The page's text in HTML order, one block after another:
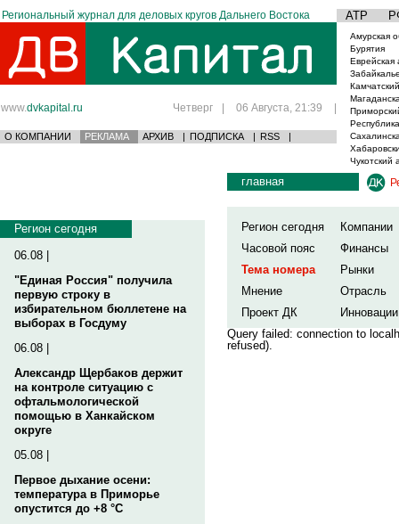
Региональный журнал для деловых кругов Дальнего Востока АТР
www.dvkapital.ru Четверг | 06 Августа, 21:39 |
О КОМПАНИИ РЕКЛАМА АРХИВ | ПОДПИСКА | RSS |
Амурская
Бурятия
Еврейская
Чукотский
Регион сегодня
06.08 |
"Единая Россия" получила
первую строку в
избирательном бюллетене на
выборах в Госдуму
06.08 |
Александр Щербаков держит
на контроле ситуацию с
офтальмологической
помощью в Ханкайском
округе
05.08 |
Первое дыхание осени:
температура в Приморье
опустится до +8 °C
главная
Регион сегодня
Компании
Часовой пояс
Финансы
Тема номера
Рынки
Мнение
Отрасль
Проект ДК
Инновации
Query failed: connection to
refused).